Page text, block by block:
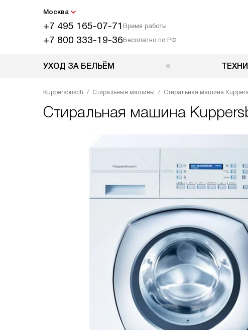
Москва
+7 495 165-07-71 Время работы
+7 800 333-19-36Бесплатно по РФ
УХОД ЗА БЕЛЬЁМ
Kuppersbusch Стиральные машины Стиральная машина
Стиральная машина